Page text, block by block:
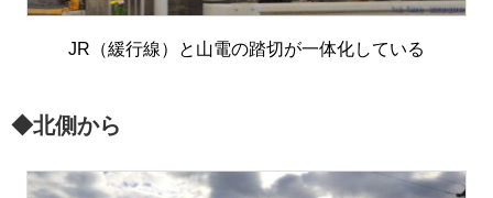
JR（緩行線）と山電の踏切が一体化している
◆北側から